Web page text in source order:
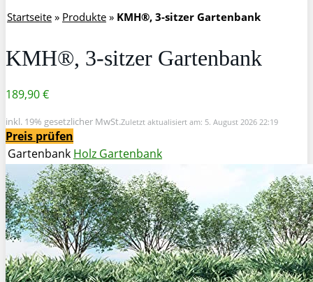
Startseite » Produkte » KMH®, 3-sitzer Gartenbank
KMH®, 3-sitzer Gartenbank
189,90 €
inkl. 19% gesetzlicher MwSt.Zuletzt aktualisiert am: 5. August 2026 22:19
Preis prüfen
Gartenbank Holz Gartenbank